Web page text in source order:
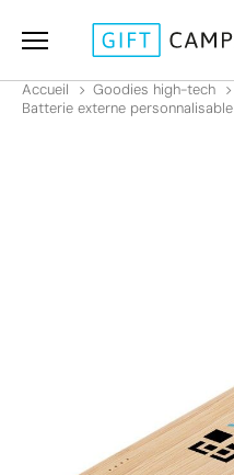
Accueil
Goodies high-tech
Batterie externe personnalisable